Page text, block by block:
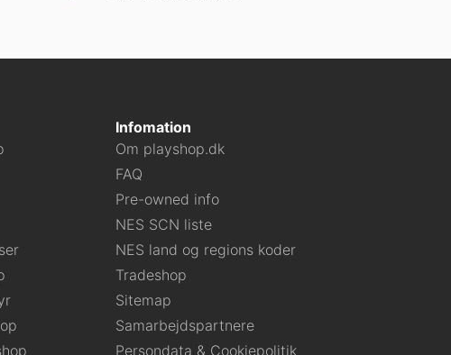
Infomation
Om playshop.dk
FAQ
Pre-owned info
NES SCN liste
NES land og regions koder
Tradeshop
Sitemap
Samarbejdspartnere
Persondata & Cookiepolitik